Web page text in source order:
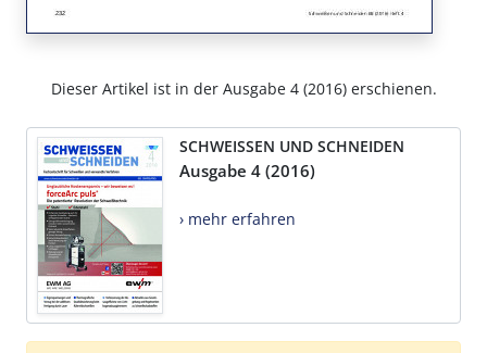
Dieser Artikel ist in der Ausgabe 4 (2016) erschienen.
SCHWEISSEN UND SCHNEIDEN
Ausgabe 4 (2016)
› mehr erfahren